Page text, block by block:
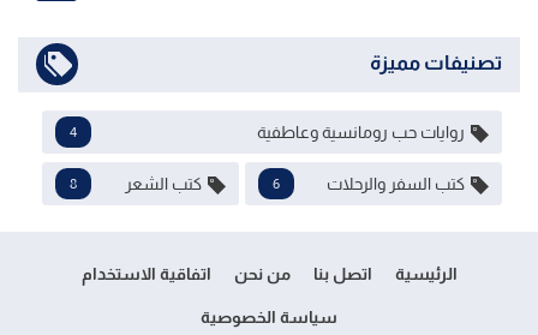
تصنيفات مميزة
روايات حب رومانسية وعاطفية 4
كتب السفر والرحلات 6 كتب الشعر 8
الرئيسية اتصل بنا من نحن اتفاقية الاستخدام
سياسة الخصوصية